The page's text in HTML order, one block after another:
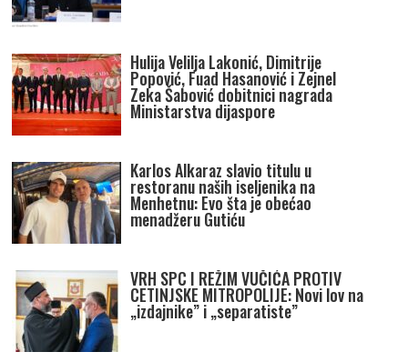
Hulija Velilja Lakonić, Dimitrije
Popović, Fuad Hasanović i Zejnel
Zeka Šabović dobitnici nagrada
Ministarstva dijaspore
Karlos Alkaraz slavio titulu u
restoranu naših iseljenika na
Menhetnu: Evo šta je obećao
menadžeru Gutiću
VRH SPC I REŽIM VUČIĆA PROTIV
CETINJSKE MITROPOLIJE: Novi lov na
„izdajnike” i „separatiste”